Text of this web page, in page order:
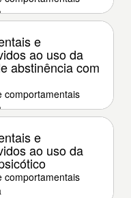
e
ao uso da
abstinência com
comportamentais
e
ao uso da
comportamentais